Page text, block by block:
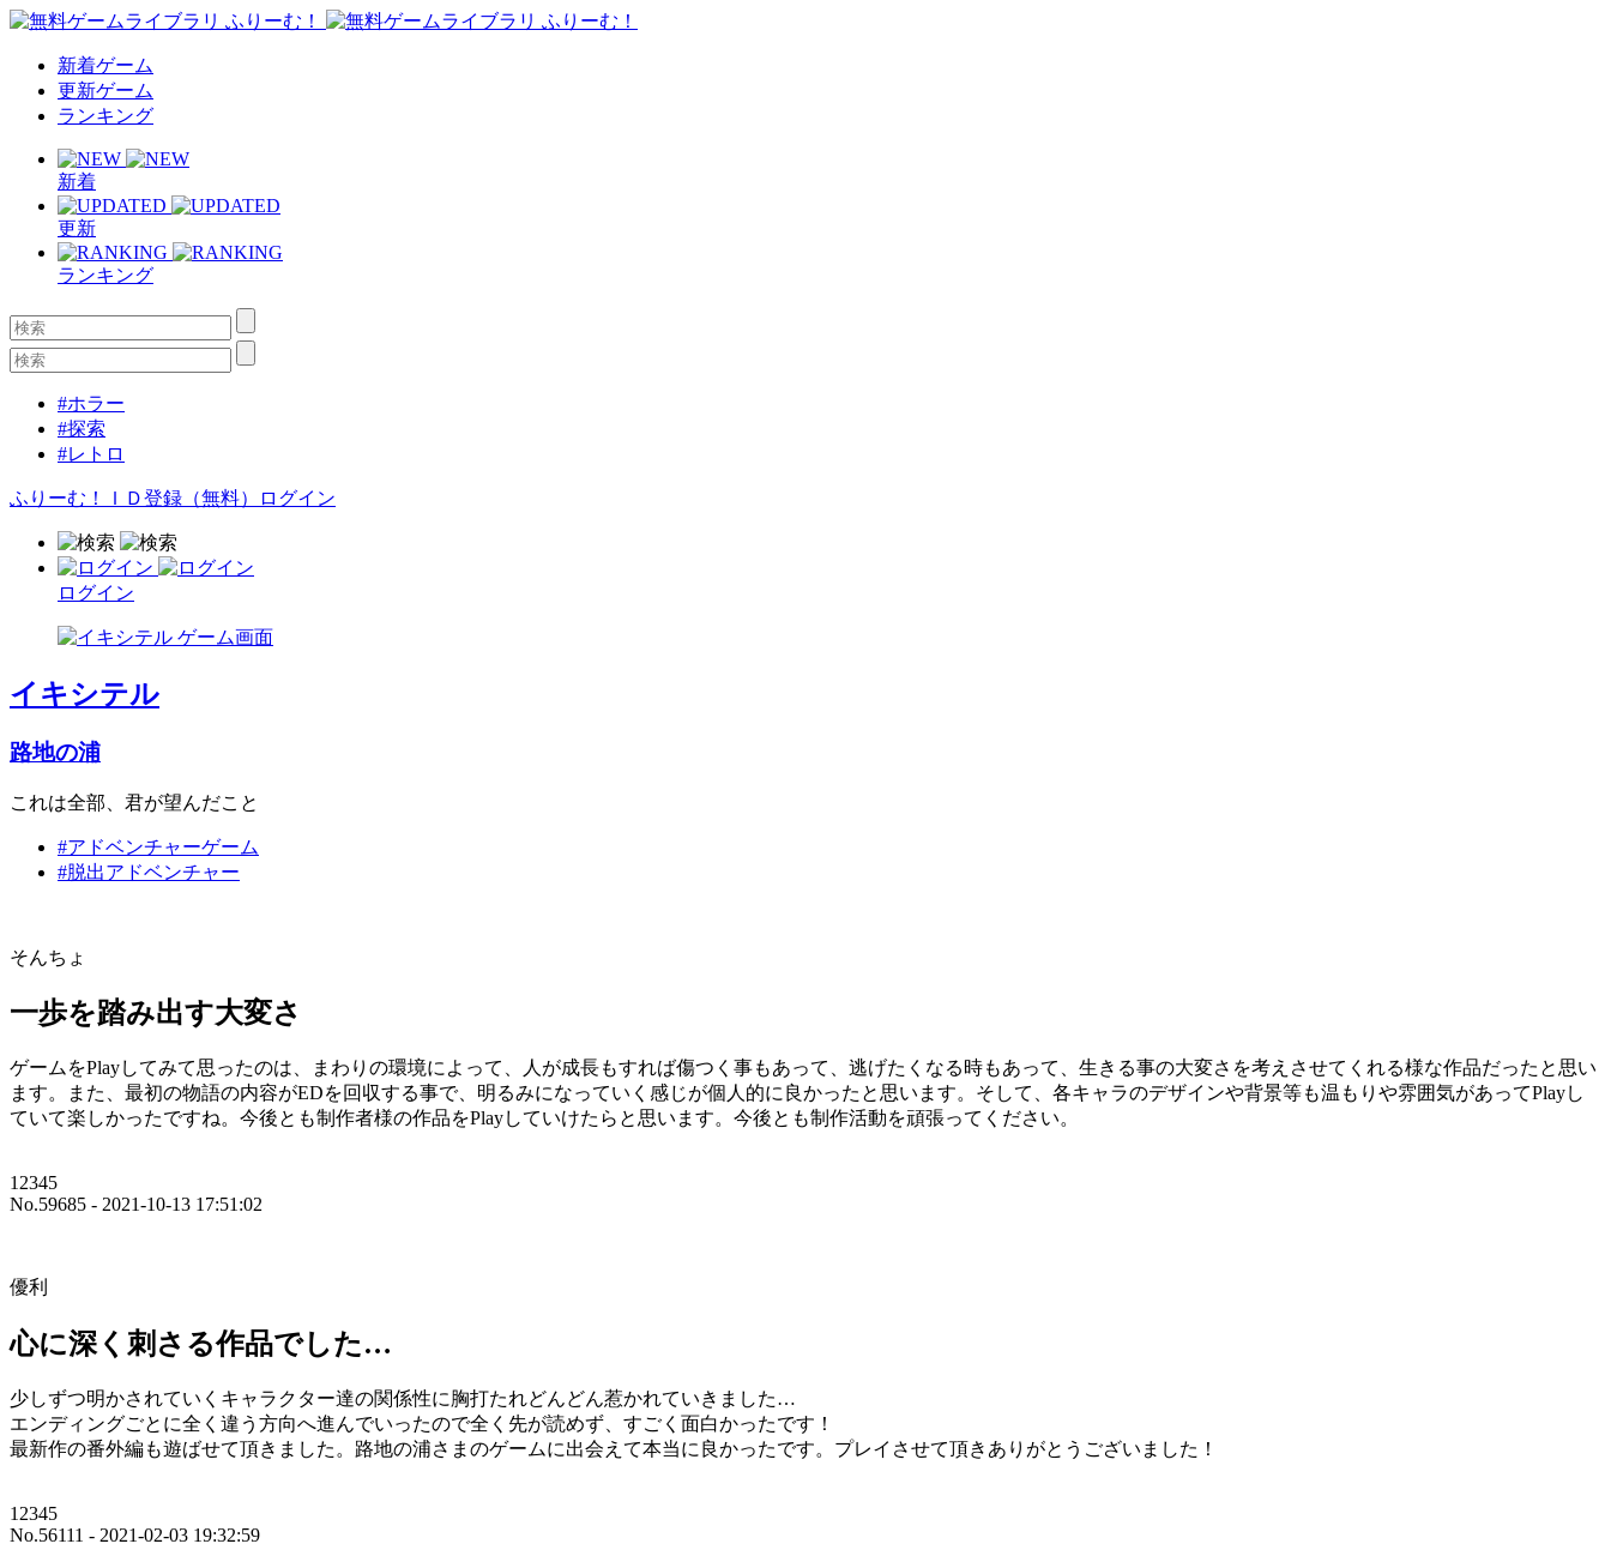
新着ゲーム
更新ゲーム
ランキング
新着
更新
ランキング
#ホラー
#探索
#レトロ
ふりーむ！ＩＤ登録（無料） ログイン
ログイン
イキシテル
路地の浦
これは全部、君が望んだこと
#アドベンチャーゲーム
#脱出アドベンチャー
そんちょ
一歩を踏み出す大変さ
ゲームをPlayしてみて思ったのは、まわりの環境によって、人が成長もすれば傷つく事もあって、逃げたくなる時もあって、生きる事の大変さを考えさせてくれる様な作品だったと思い
ます。また、最初の物語の内容がEDを回収する事で、明るみになっていく感じが個人的に良かったと思います。そして、各キャラのデザインや背景等も温もりや雰囲気があってPlayし
ていて楽しかったですね。今後とも制作者様の作品をPlayしていけたらと思います。今後とも制作活動を頑張ってください。
12345
No.59685 - 2021-10-13 17:51:02
優利
心に深く刺さる作品でした…
少しずつ明かされていくキャラクター達の関係性に胸打たれどんどん惹かれていきました…
エンディングごとに全く違う方向へ進んでいったので全く先が読めず、すごく面白かったです！
最新作の番外編も遊ばせて頂きました。路地の浦さまのゲームに出会えて本当に良かったです。プレイさせて頂きありがとうございました！
12345
No.56111 - 2021-02-03 19:32:59